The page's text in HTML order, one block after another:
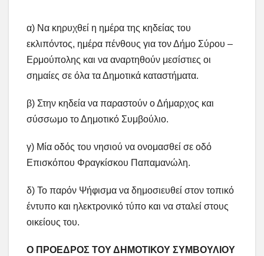
α) Να κηρυχθεί η ημέρα της κηδείας του
εκλιπόντος, ημέρα πένθους για τον Δήμο Σύρου –
Ερμούπολης και να αναρτηθούν μεσίστιες οι
σημαίες σε όλα τα Δημοτικά καταστήματα.
β) Στην κηδεία να παραστούν ο Δήμαρχος και
σύσσωμο το Δημοτικό Συμβούλιο.
γ) Μία οδός του νησιού να ονομασθεί σε οδό
Επισκόπου Φραγκίσκου Παπαμανώλη.
δ) Το παρόν Ψήφισμα να δημοσιευθεί στον τοπικό
έντυπο και ηλεκτρονικό τύπο και να σταλεί στους
οικείους του.
Ο ΠΡΟΕΔΡΟΣ ΤΟΥ ΔΗΜΟΤΙΚΟΥ ΣΥΜΒΟΥΛΙΟΥ